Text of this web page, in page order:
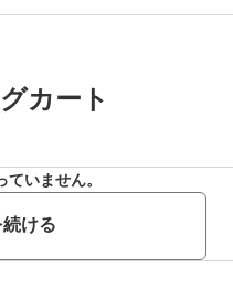
カート
いません。
ける